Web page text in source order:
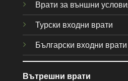
Врати за външни
Турски входни врати
Български входни врати
Вътрешни врати